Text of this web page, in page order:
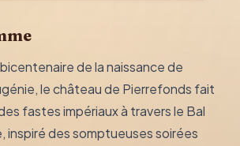
de la naissance de
le château de Pierrefonds fait
fastes impériaux à travers le Bal
inspiré des somptueuses soirées